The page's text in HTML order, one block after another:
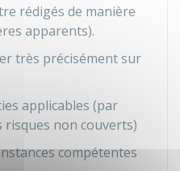
rédigés de manière
apparents).
très précisément sur
applicables (par
risques non couverts)
compétentes